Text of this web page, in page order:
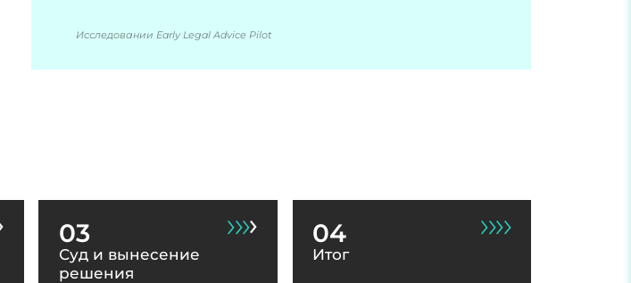
Исследовании Early Legal Advice Pilot
03
Суд и вынесение
решения
04
Итог